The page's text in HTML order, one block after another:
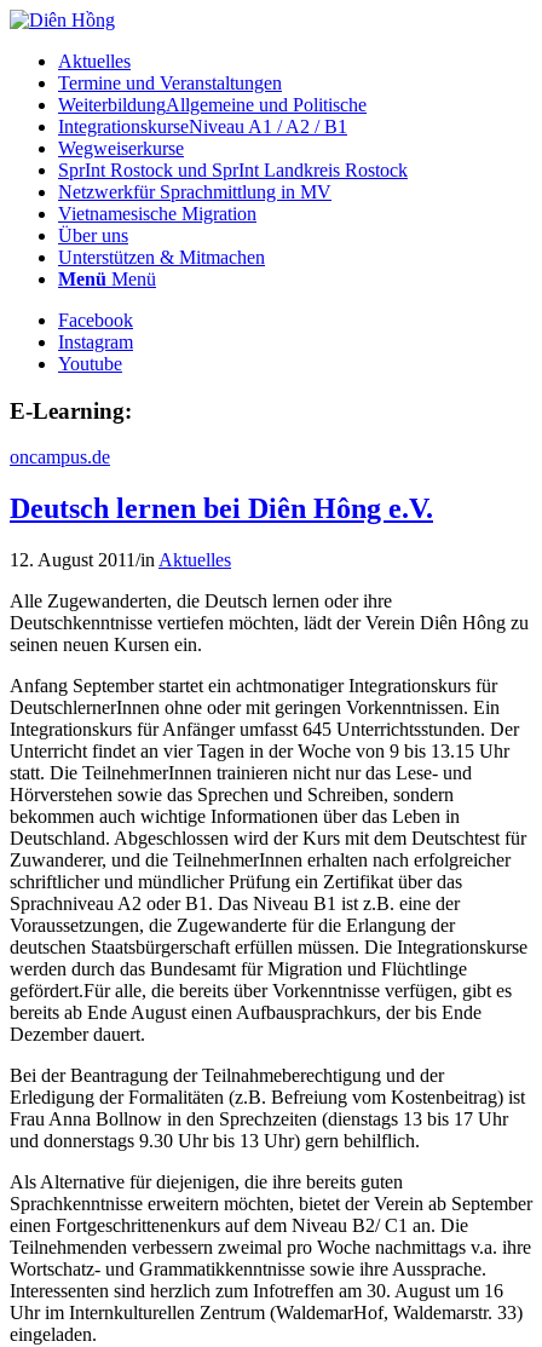
Aktuelles
Termine und Veranstaltungen
WeiterbildungAllgemeine und Politische
IntegrationskurseNiveau A1 / A2 / B1
Wegweiserkurse
SprInt Rostock und SprInt Landkreis Rostock
Netzwerkfür Sprachmittlung in MV
Vietnamesische Migration
Über uns
Unterstützen & Mitmachen
Menü Menü
Facebook
Instagram
Youtube
E-Learning:
oncampus.de
Deutsch lernen bei Diên Hông e.V.
12. August 2011/in Aktuelles
Alle Zugewanderten, die Deutsch lernen oder ihre
Deutschkenntnisse vertiefen möchten, lädt der Verein Diên Hông zu
seinen neuen Kursen ein.
Anfang September startet ein achtmonatiger Integrationskurs für
DeutschlernerInnen ohne oder mit geringen Vorkenntnissen. Ein
Integrationskurs für Anfänger umfasst 645 Unterrichtsstunden. Der
Unterricht findet an vier Tagen in der Woche von 9 bis 13.15 Uhr
statt. Die TeilnehmerInnen trainieren nicht nur das Lese- und
Hörverstehen sowie das Sprechen und Schreiben, sondern
bekommen auch wichtige Informationen über das Leben in
Deutschland. Abgeschlossen wird der Kurs mit dem Deutschtest für
Zuwanderer, und die TeilnehmerInnen erhalten nach erfolgreicher
schriftlicher und mündlicher Prüfung ein Zertifikat über das
Sprachniveau A2 oder B1. Das Niveau B1 ist z.B. eine der
Voraussetzungen, die Zugewanderte für die Erlangung der
deutschen Staatsbürgerschaft erfüllen müssen. Die Integrationskurse
werden durch das Bundesamt für Migration und Flüchtlinge
gefördert.Für alle, die bereits über Vorkenntnisse verfügen, gibt es
bereits ab Ende August einen Aufbausprachkurs, der bis Ende
Dezember dauert.
Bei der Beantragung der Teilnahmeberechtigung und der
Erledigung der Formalitäten (z.B. Befreiung vom Kostenbeitrag) ist
Frau Anna Bollnow in den Sprechzeiten (dienstags 13 bis 17 Uhr
und donnerstags 9.30 Uhr bis 13 Uhr) gern behilflich.
Als Alternative für diejenigen, die ihre bereits guten
Sprachkenntnisse erweitern möchten, bietet der Verein ab September
einen Fortgeschrittenenkurs auf dem Niveau B2/ C1 an. Die
Teilnehmenden verbessern zweimal pro Woche nachmittags v.a. ihre
Wortschatz- und Grammatikkenntnisse sowie ihre Aussprache.
Interessenten sind herzlich zum Infotreffen am 30. August um 16
Uhr im Internkulturellen Zentrum (WaldemarHof, Waldemarstr. 33)
eingeladen.